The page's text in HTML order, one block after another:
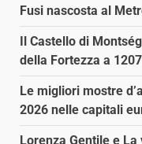
Fusi nascosta al
Il Castello di
della Fortezza a
Le migliori mostre
2026 nelle capitali
Lorenza Gentile e